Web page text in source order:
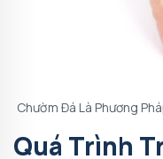
Chườm Đá Là Phương
Quá Trình